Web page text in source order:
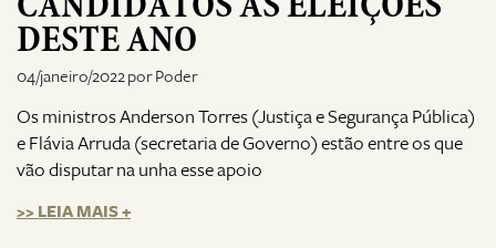
DESTE ANO
04/janeiro/2022 por Poder
Os ministros Anderson Torres (Justiça e Segurança Pública)
e Flávia Arruda (secretaria de Governo) estão entre os que
vão disputar na unha esse apoio
>> LEIA MAIS +